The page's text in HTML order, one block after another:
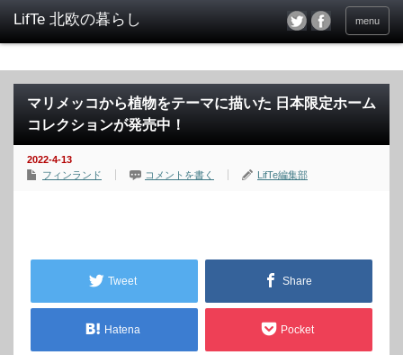
menu
マリメッコから植物をテーマに描いた 日本限定ホーム
コレクションが発売中！
2022-4-13
フィンランド
コメントを書く LifTe編集部
Tweet Share
Hatena Pocket